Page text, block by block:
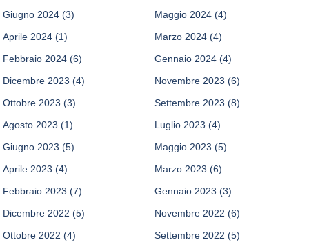
Giugno 2024 (3) Maggio 2024 (4)
Aprile 2024 (1) Marzo 2024 (4)
Febbraio 2024 (6) Gennaio 2024 (4)
Dicembre 2023 (4) Novembre 2023 (6)
Ottobre 2023 (3) Settembre 2023 (8)
Agosto 2023 (1) Luglio 2023 (4)
Giugno 2023 (5) Maggio 2023 (5)
Aprile 2023 (4) Marzo 2023 (6)
Febbraio 2023 (7) Gennaio 2023 (3)
Dicembre 2022 (5) Novembre 2022 (6)
Ottobre 2022 (4) Settembre 2022 (5)